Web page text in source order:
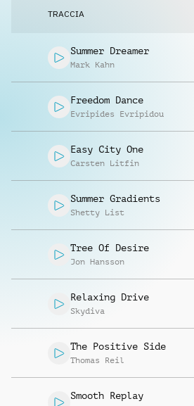
TRACCIA
Summer Dreamer
Mark Kahn
Freedom Dance
Evripides Evripidou
Easy City One
Carsten Litfin
Summer Gradients
Shetty List
Tree Of Desire
Jon Hansson
Relaxing Drive
Skydiva
The Positive Side
Thomas Reil
Smooth Replay